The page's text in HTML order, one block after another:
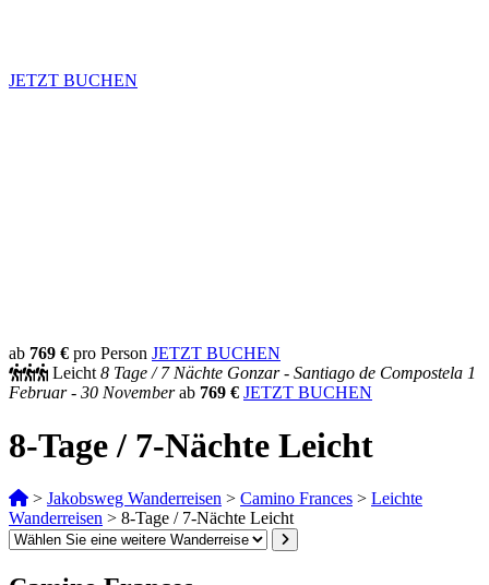
JETZT BUCHEN
ab 769 € pro Person JETZT BUCHEN
Leicht 8 Tage /7 Nächte Gonzar - Santiago de Compostela 1
Februar - 30 Novemberab 769 € JETZT BUCHEN
8-Tage / 7-Nächte Leicht
> Jakobsweg Wanderreisen > Camino Frances > Leichte
Wanderreisen > 8-Tage / 7-Nächte Leicht